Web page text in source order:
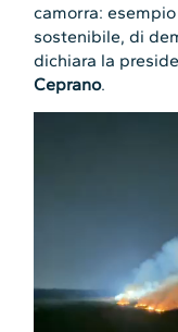
camorra:
sostenibile, di
dichiara la
Ceprano.